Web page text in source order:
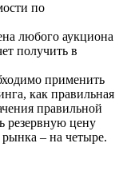
по
любого аукциона
получить в
применить
как правильная
правильной
резервную цену
– на четыре.